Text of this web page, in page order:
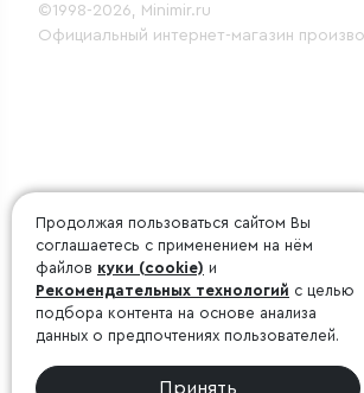
©1998-2026, Minimir.ru
Официальный интернет-магазин
Продолжая пользоваться сайтом Вы
соглашаетесь с применением на нём
файлов куки (cookie) и
Рекомендательных технологий с целью
подбора контента на основе анализа
данных о предпочтениях пользователей.
Принять